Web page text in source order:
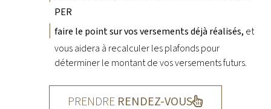
PER
faire le point sur vos versements déjà réalisés, et
vous aidera à recalculer les plafonds pour
déterminer le montant de vos versements futurs.
PRENDRE RENDEZ-VOUS